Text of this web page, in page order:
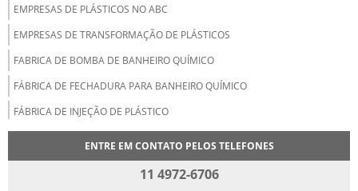
EMPRESAS DE PLÁSTICOS NO ABC
EMPRESAS DE TRANSFORMAÇÃO DE PLÁSTICOS
FABRICA DE BOMBA DE BANHEIRO QUÍMICO
FÁBRICA DE FECHADURA PARA BANHEIRO QUÍMICO
FÁBRICA DE INJEÇÃO DE PLÁSTICO
FÁBRICA DE MOLDES PLÁSTICOS
ENTRE EM CONTATO PELOS TELEFONES
11 4972-6706